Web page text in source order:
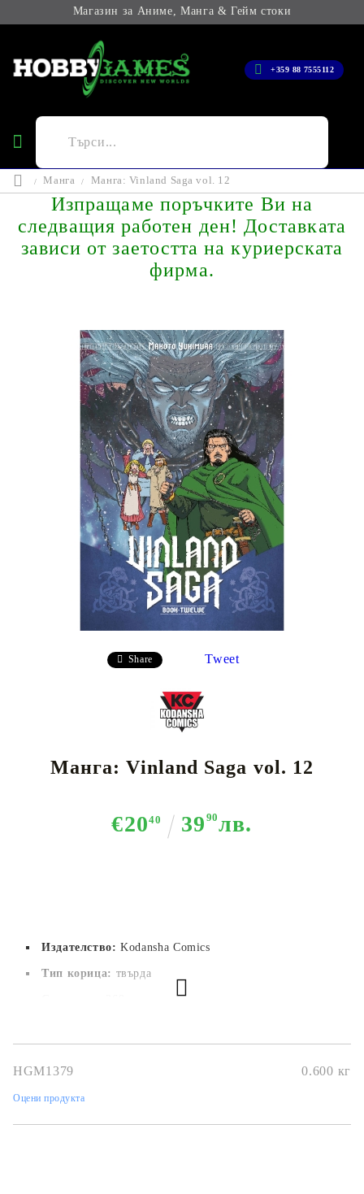
Магазин за Аниме, Манга & Гейм стоки
+359 88 7555112
Манга Манга: Vinland Saga vol. 12
Изпращаме поръчките Ви на
следващия работен ден! Доставката
зависи от заетостта на куриерската
фирма.
Share Tweet
Манга: Vinland Saga vol. 12
€2040 39 90лв.
Издателство:Kodansha Comics
Тип корица: твърда
Дата на издаване:
Жанр:Action, Adventure, Drama, Historical, Seinen
HGM1379 0.600 кг
Оцени продукта